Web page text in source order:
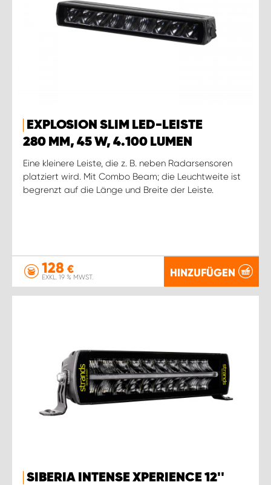
EXPLOSION SLIM LED-LEISTE
280 MM, 45 W, 4.100 LUMEN
Eine kleinere Leiste, die z. B. neben Radarsensoren
platziert wird. Mit Combo Beam; die Leuchtweite ist
begrenzt auf die Länge und Breite der Leiste.
128 €
EXKL. 19 % MWST. HINZUFÜGEN
SIBERIA INTENSE XPERIENCE 12''